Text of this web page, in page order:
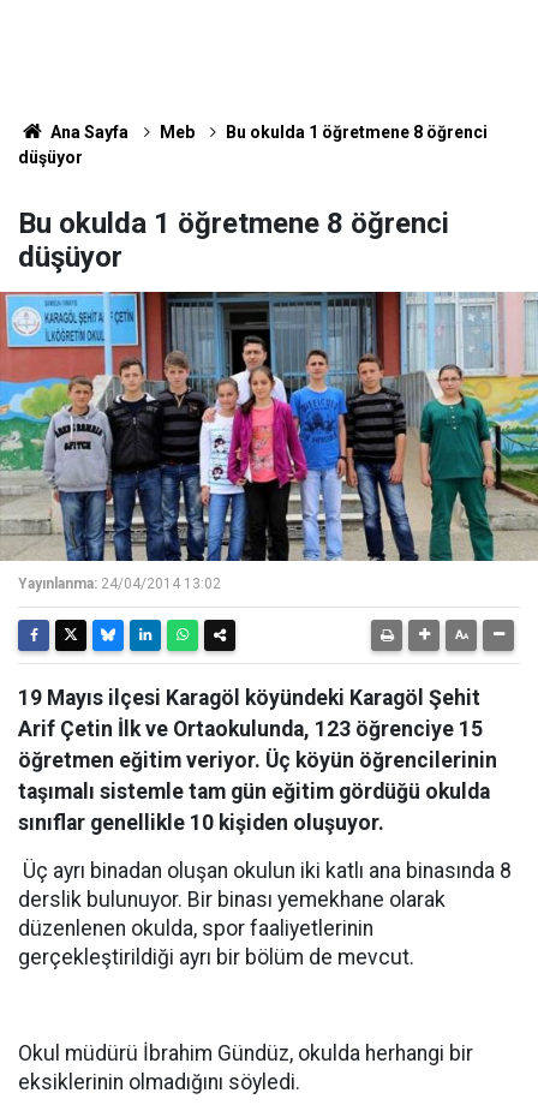
Ana Sayfa Meb
Bu okulda 1 öğretmene 8 öğrenci
düşüyor
Bu okulda 1 öğretmene 8 öğrenci
düşüyor
Yayınlanma: 24/04/2014 13:02
19 Mayıs ilçesi Karagöl köyündeki Karagöl Şehit
Arif Çetin İlk ve Ortaokulunda, 123 öğrenciye 15
öğretmen eğitim veriyor. Üç köyün öğrencilerinin
taşımalı sistemle tam gün eğitim gördüğü okulda
sınıflar genellikle 10 kişiden oluşuyor.
Üç ayrı binadan oluşan okulun iki katlı ana binasında 8
derslik bulunuyor. Bir binası yemekhane olarak
düzenlenen okulda, spor faaliyetlerinin
gerçekleştirildiği ayrı bir bölüm de mevcut.
Okul müdürü İbrahim Gündüz, okulda herhangi bir
eksiklerinin olmadığını söyledi.